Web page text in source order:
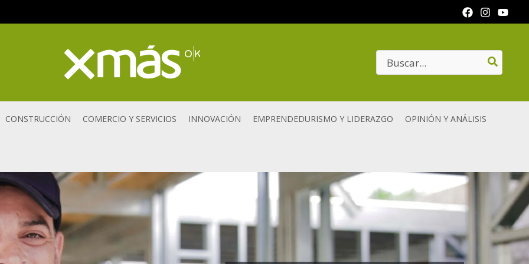
Search
for:
CONSTRUCCIÓN COMERCIO Y SERVICIOS INNOVACIÓN EMPRENDEDURISMO Y LIDERAZGO OPINIÓN Y ANÁLISIS